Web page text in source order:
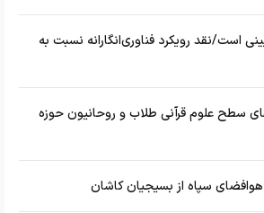
است/نقد رویکرد فناوری‌انگارانه نسبت به
سطح علوم قرآنی طلاب و روحانیون حوزه
هوافضای سپاه از بسیجیان کاشان